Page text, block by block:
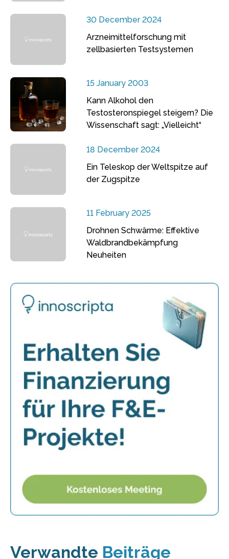
30 December 2024
Arzneimittelforschung mit
zellbasierten Testsystemen
15 January 2003
Kann Alkohol den
Testosteronspiegel steigern? Die
Wissenschaft sagt: „Vielleicht“
18 December 2024
Ein Teleskop der Weltspitze auf
der Zugspitze
11 February 2025
Drohnen Schwärme: Effektive
Waldbrandbekämpfung
Neuheiten
Verwandte Beiträge